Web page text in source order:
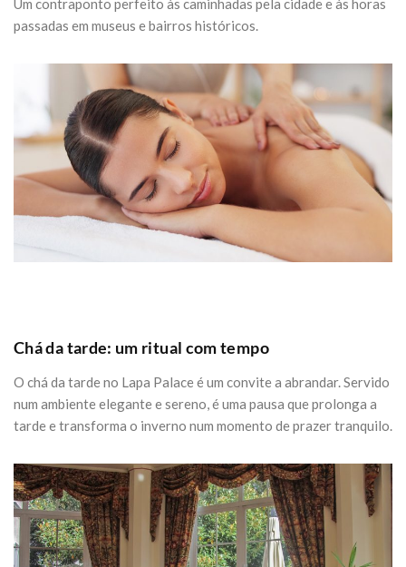
Um contraponto perfeito às caminhadas pela cidade e às horas
passadas em museus e bairros históricos.
Chá da tarde: um ritual com tempo
O chá da tarde no Lapa Palace é um convite a abrandar. Servido
num ambiente elegante e sereno, é uma pausa que prolonga a
tarde e transforma o inverno num momento de prazer tranquilo.